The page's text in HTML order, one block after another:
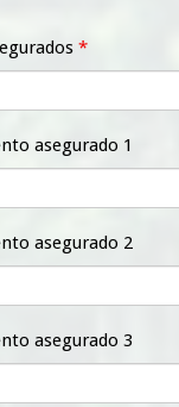
*
asegurado 1
asegurado 2
asegurado 3